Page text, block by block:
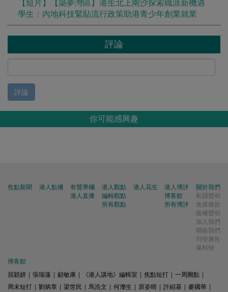
【短片】【築夢灣區】港生北上南沙探索職涯新機遇
學生：內地科技緊貼流行政策助港青少年創業就業
評論
評論
你可能感興趣
焦點新聞 港人點播
有聲專欄
港人直播
港人觀點
編輯觀點
所有觀點
港人花生
港人博評
博客館
所有博評
關於我們
私隱聲明
免責條款
版權聲明
加入我們
聯絡我們
刊登廣告
爆料快
博客館
屈穎妍 | 張瑞蓮 | 顧敏康 | 《港人講地》編輯室 | 焦點短打 | 一周圈點 |
周末短打 | 劉炳章 | 梁世民 | 馬浩文 | 何濼生 | 原姿晴 | 許紹基 | 麥國華 |